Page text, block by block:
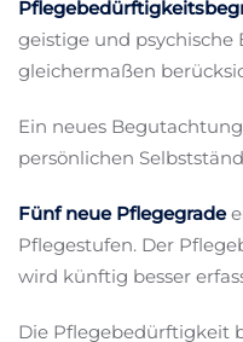
geistige und psychische
gleichermaßen
Ein neues
persönlichen
Fünf neue Pflegegrade
Pflegestufen. Der
wird künftig besser
Die Pflegebedürftigkeit